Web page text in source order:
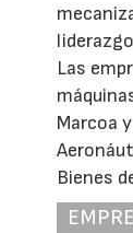
Las
Marcoa
Bienes